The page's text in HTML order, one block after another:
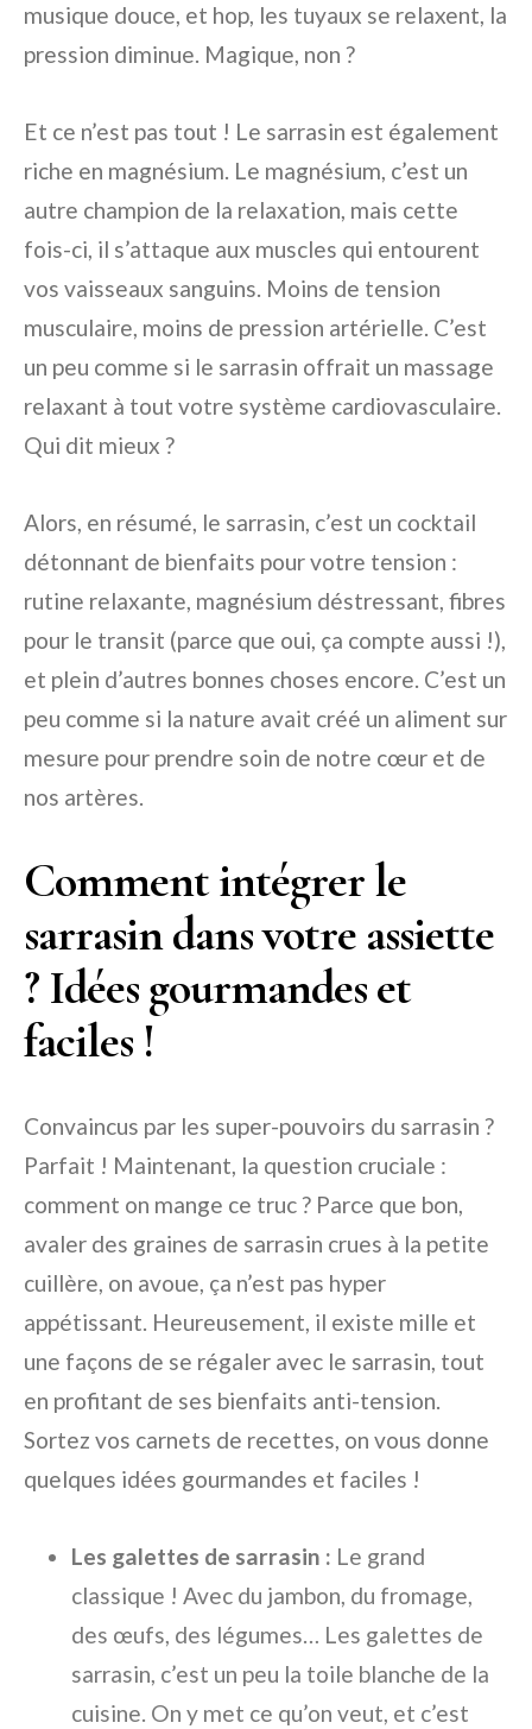
musique douce, et hop, les tuyaux se relaxent, la
pression diminue. Magique, non ?
Et ce n’est pas tout ! Le sarrasin est également
riche en magnésium. Le magnésium, c’est un
autre champion de la relaxation, mais cette
fois-ci, il s’attaque aux muscles qui entourent
vos vaisseaux sanguins. Moins de tension
musculaire, moins de pression artérielle. C’est
un peu comme si le sarrasin offrait un massage
relaxant à tout votre système cardiovasculaire.
Qui dit mieux ?
Alors, en résumé, le sarrasin, c’est un cocktail
détonnant de bienfaits pour votre tension :
rutine relaxante, magnésium déstressant, fibres
pour le transit (parce que oui, ça compte aussi !),
et plein d’autres bonnes choses encore. C’est un
peu comme si la nature avait créé un aliment sur
mesure pour prendre soin de notre cœur et de
nos artères.
Comment intégrer le
sarrasin dans votre assiette
? Idées gourmandes et
faciles !
Convaincus par les super-pouvoirs du sarrasin ?
Parfait ! Maintenant, la question cruciale :
comment on mange ce truc ? Parce que bon,
avaler des graines de sarrasin crues à la petite
cuillère, on avoue, ça n’est pas hyper
appétissant. Heureusement, il existe mille et
une façons de se régaler avec le sarrasin, tout
en profitant de ses bienfaits anti-tension.
Sortez vos carnets de recettes, on vous donne
quelques idées gourmandes et faciles !
Les galettes de sarrasin : Le grand
classique ! Avec du jambon, du fromage,
des œufs, des légumes… Les galettes de
sarrasin, c’est un peu la toile blanche de la
cuisine. On y met ce qu’on veut, et c’est